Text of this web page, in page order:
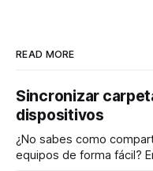
READ MORE
Sincronizar
dispositivos
¿No sabes como
equipos de forma fácil?